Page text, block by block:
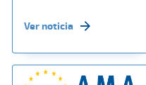
Ver noticia